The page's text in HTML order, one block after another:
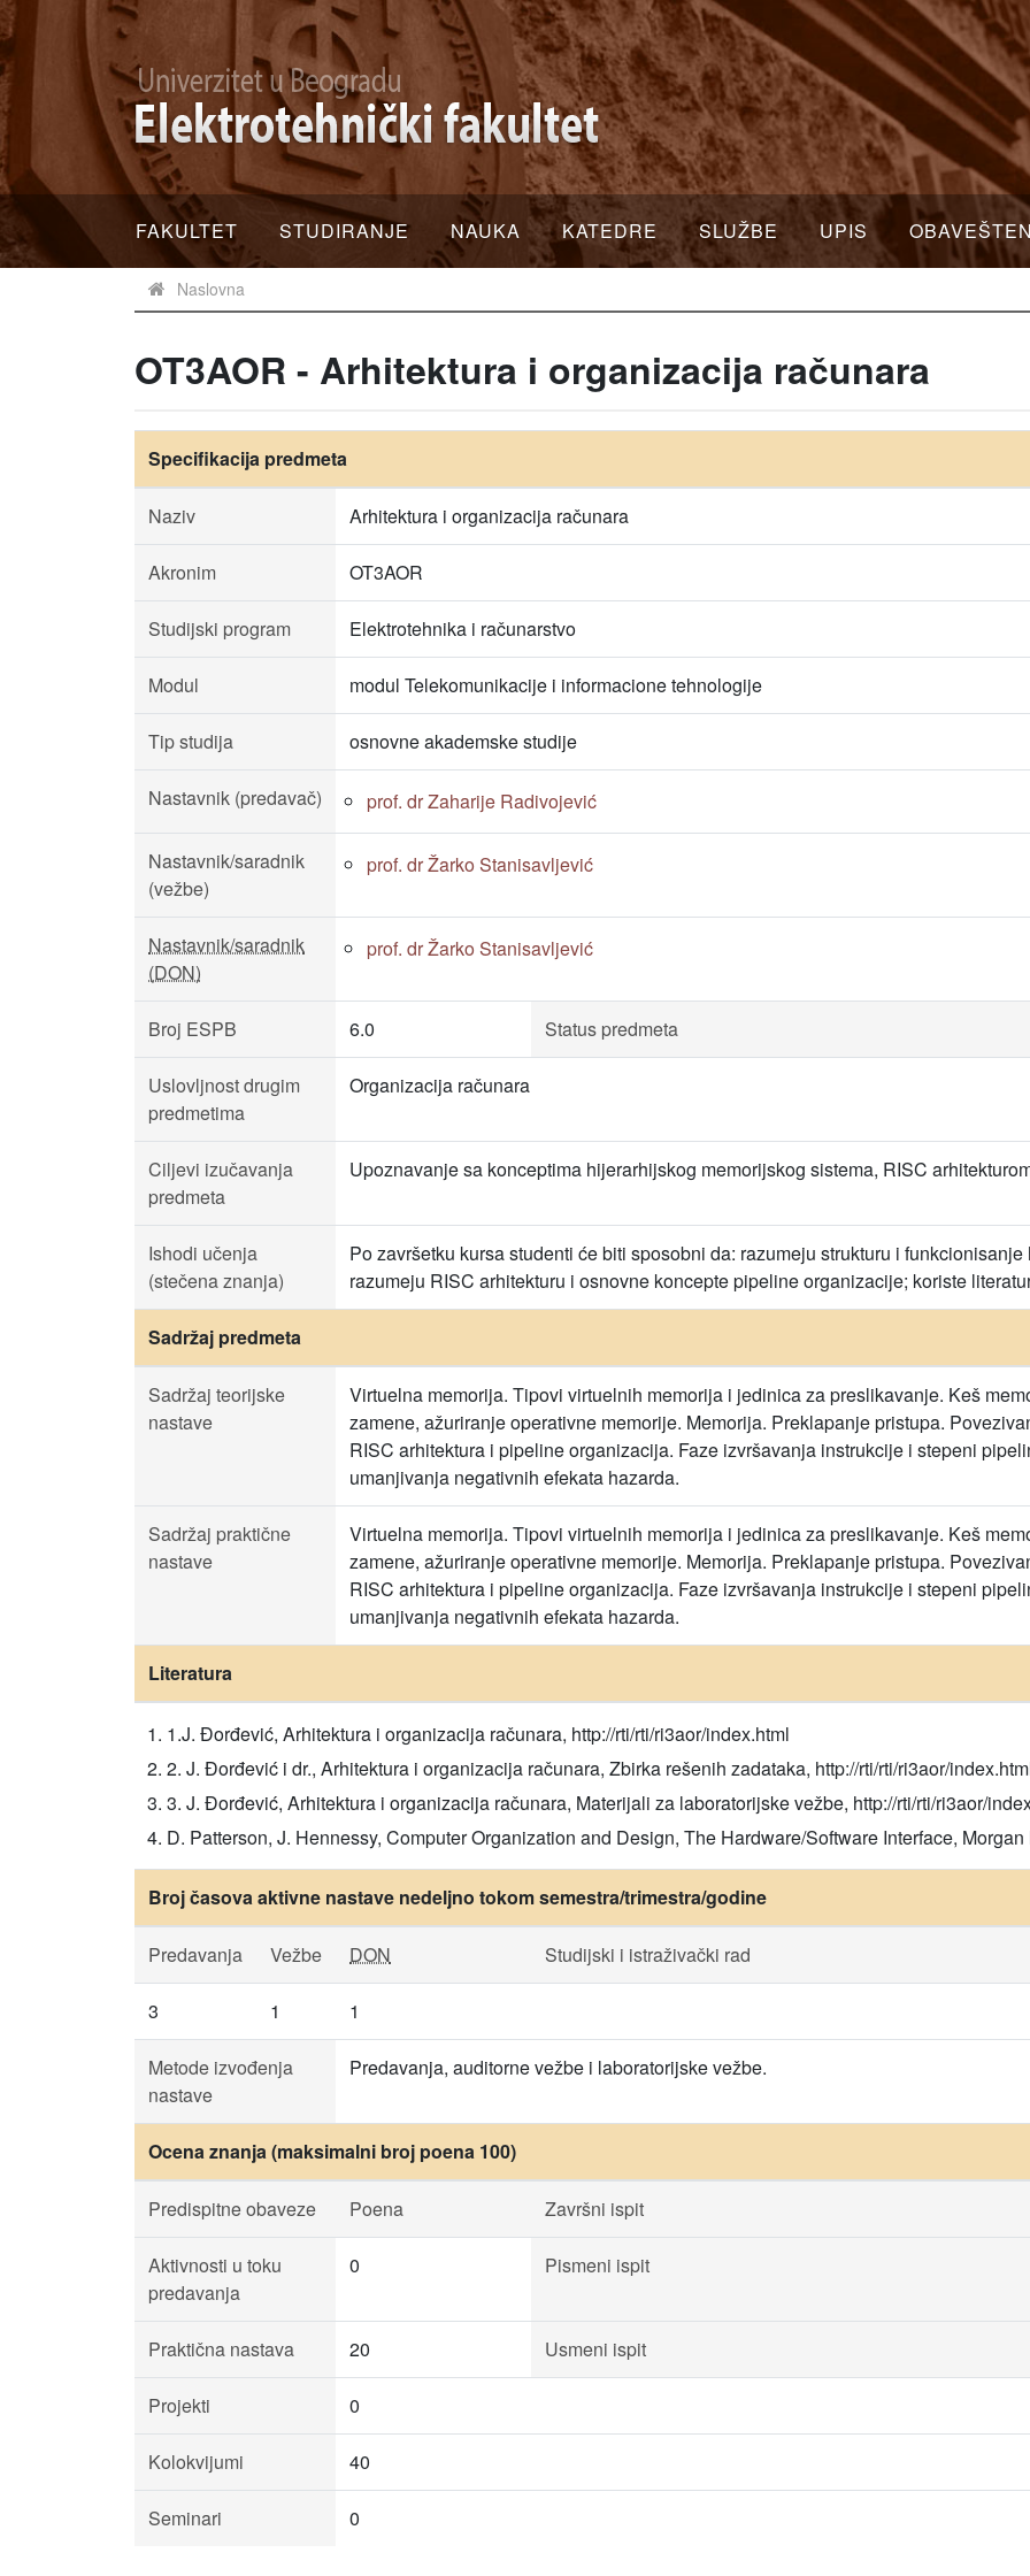
FAKULTET STUDIRANJE NAUKA KATEDRE SLUŽBE UPIS
Naslovna
OT3AOR - Arhitektura i organizacija računara
Specifikacija predmeta
Naziv Arhitektura i organizacija računara
Akronim OT3AOR
Studijski program Elektrotehnika i računarstvo
Modul modul Telekomunikacije i informacione tehnologije
Tip studija osnovne akademske studije
Nastavnik (predavač) prof. dr Zaharije Radivojević
Nastavnik/saradnik
(vežbe)
prof. dr Žarko Stanisavljević
Nastavnik/saradnik
(DON)
prof. dr Žarko Stanisavljević
Broj ESPB 6.0 Status predmeta
Uslovljnost drugim
predmetima
Organizacija računara
Ciljevi izučavanja
predmeta
Upoznavanje sa konceptima hijerarhijskog memorijskog sistema, RISC
Ishodi učenja
(stečena znanja)
Po završetku kursa studenti će biti sposobni da: razumeju strukturu i
razumeju RISC arhitekturu i osnovne koncepte pipeline organizacije; koriste
Sadržaj predmeta
Sadržaj teorijske
nastave
Virtuelna memorija. Tipovi virtuelnih memorija i jedinica za preslikavanje. Keš
zamene, ažuriranje operativne memorije. Memorija. Preklapanje pristupa.
RISC arhitektura i pipeline organizacija. Faze izvršavanja instrukcije i stepeni
umanjivanja negativnih efekata hazarda.
Sadržaj praktične
nastave
Virtuelna memorija. Tipovi virtuelnih memorija i jedinica za preslikavanje. Keš
zamene, ažuriranje operativne memorije. Memorija. Preklapanje pristupa.
RISC arhitektura i pipeline organizacija. Faze izvršavanja instrukcije i stepeni
umanjivanja negativnih efekata hazarda.
Literatura
1.J. Đorđević, Arhitektura i organizacija računara, http://rti/rti/ri3aor/index.html
2. J. Đorđević i dr., Arhitektura i organizacija računara, Zbirka rešenih zadataka, http://rti/rti/ri3aor/
3. J. Đorđević, Arhitektura i organizacija računara, Materijali za laboratorijske vežbe, http://rti/rti/ri3aor/
D. Patterson, J. Hennessy, Computer Organization and Design, The Hardware/Software Interface,
Broj časova aktivne nastave nedeljno tokom semestra/trimestra/godine
Predavanja Vežbe DON Studijski i istraživački rad
3 1 1
Metode izvođenja
nastave
Predavanja, auditorne vežbe i laboratorijske vežbe.
Ocena znanja (maksimalni broj poena 100)
Predispitne obaveze Poena Završni ispit
Aktivnosti u toku
predavanja
0 Pismeni ispit
Praktična nastava 20 Usmeni ispit
Projekti 0
Kolokvijumi 40
Seminari 0